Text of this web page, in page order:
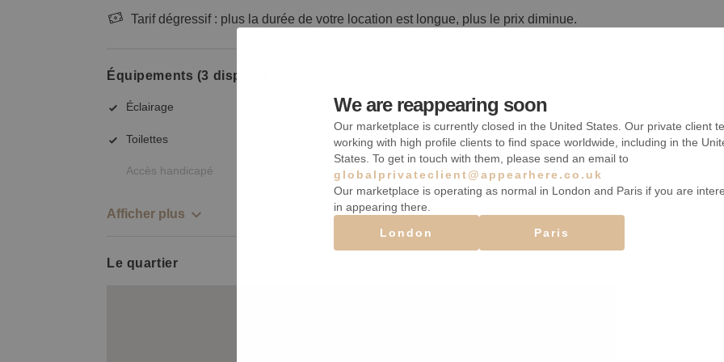
Tarif dégressif : plus la durée de votre location est longue, plus le prix diminue.
Équipements (3 disponibles)
Éclairage Chauffage
Toilettes Sous-sol
Accès handicapé Wifi
Afficher plus
Le quartier
We are reappearing soon
Our marketplace is currently closed in the United States. Our private client
working with high profile clients to find space worldwide, including in the
States. To get in touch with them, please send an email to
globalprivateclient@appearhere.co.uk
Our marketplace is operating as normal in London and Paris if you are
in appearing there.
London
Paris